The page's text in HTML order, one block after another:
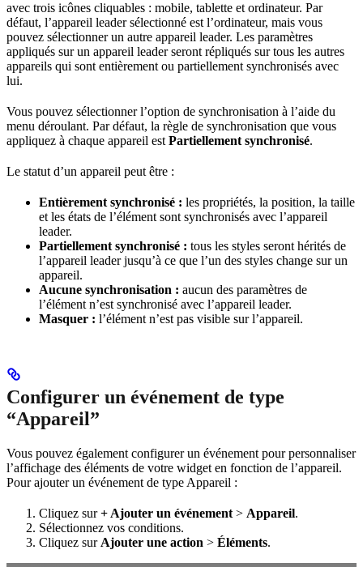
avec trois icônes cliquables : mobile, tablette et ordinateur. Par
défaut, l’appareil leader sélectionné est l’ordinateur, mais vous
pouvez sélectionner un autre appareil leader. Les paramètres
appliqués sur un appareil leader seront répliqués sur tous les autres
appareils qui sont entièrement ou partiellement synchronisés avec
lui.
Vous pouvez sélectionner l’option de synchronisation à l’aide du
menu déroulant. Par défaut, la règle de synchronisation que vous
appliquez à chaque appareil est Partiellement synchronisé.
Le statut d’un appareil peut être :
Entièrement synchronisé : les propriétés, la position, la taille
et les états de l’élément sont synchronisés avec l’appareil
leader.
Partiellement synchronisé : tous les styles seront hérités de
l’appareil leader jusqu’à ce que l’un des styles change sur un
appareil.
Aucune synchronisation : aucun des paramètres de
l’élément n’est synchronisé avec l’appareil leader.
Masquer : l’élément n’est pas visible sur l’appareil.
Configurer un événement de type
“Appareil”
Vous pouvez également configurer un événement pour personnaliser
l’affichage des éléments de votre widget en fonction de l’appareil.
Pour ajouter un événement de type Appareil :
Cliquez sur+ Ajouter un événement > Appareil.
Sélectionnez vos conditions.
Cliquez sur Ajouter une action > Éléments.